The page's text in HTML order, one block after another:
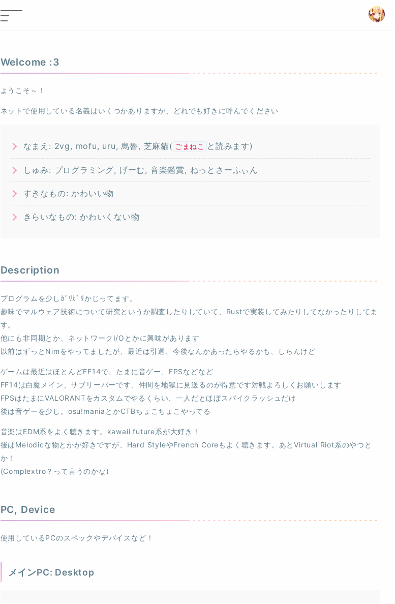
Welcome :3
ようこそ～！
ネットで使用している名義はいくつかありますが、どれでも好きに呼んでください
なまえ: 2vg, mofu, uru, 烏魯, 芝麻貓( ごまねこ と読みます)
しゅみ: プログラミング, げーむ, 音楽鑑賞, ねっとさーふぃん
すきなもの: かわいい物
きらいなもの: かわいくない物
Description
プログラムを少しｶﾞﾘｶﾞﾘかじってます。
趣味でマルウェア技術について研究というか調査したりしていて、Rustで実装してみたりしてなかったりしてま
す。
他にも非同期とか、ネットワークI/Oとかに興味があります
以前はずっとNimをやってましたが、最近は引退、今後なんかあったらやるかも、しらんけど
ゲームは最近はほとんどFF14で、たまに音ゲー、FPSなどなど
FF14は白魔メイン、サブリーパーです、仲間を地獄に見送るのが得意です対戦よろしくお願いします
FPSはたまにVALORANTをカスタムでやるくらい、一人だとほぼスパイクラッシュだけ
後は音ゲーを少し。osu!maniaとかCTBちょこちょこやってる
音楽はEDM系をよく聴きます。kawaii future系が大好き！
後はMelodicな物とかが好きですが、Hard StyleやFrench Coreもよく聴きます。あとVirtual Riot系のやつと
か！
(Complextro？って言うのかな)
PC, Device
使用しているPCのスペックやデバイスなど！
メインPC: Desktop